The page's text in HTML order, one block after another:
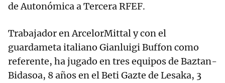
de Autonómica a Tercera RFEF.
Trabajador en ArcelorMittal y con el
guardameta italiano Gianluigi Buffon como
referente, ha jugado en tres equipos de Baztan-
Bidasoa, 8 años en el Beti Gazte de Lesaka, 3